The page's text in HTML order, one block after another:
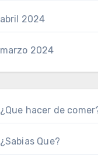
abril 2024
marzo 2024
¿Que hacer de
¿Sabias Que?